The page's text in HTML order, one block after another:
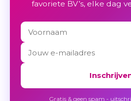
favoriete BV’s, elke dag
Gratis & geen spam -